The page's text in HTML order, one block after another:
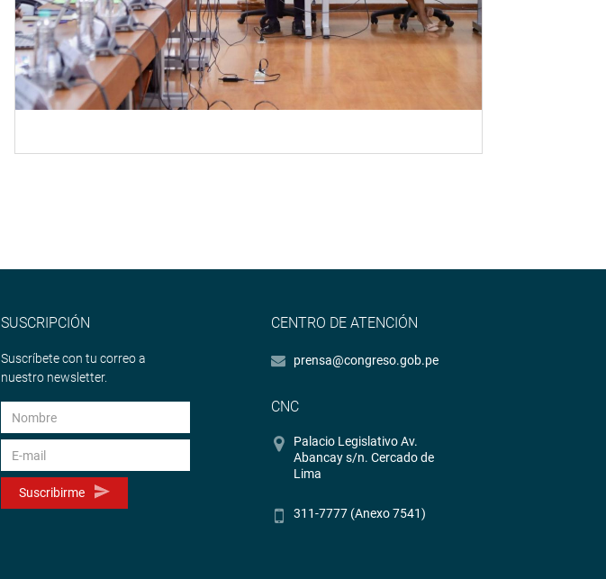
SUSCRIPCIÓN
Suscríbete con tu correo a
nuestro newsletter.
Suscribirme
CENTRO DE ATENCIÓN
prensa@congreso.gob.pe
CNC
Palacio Legislativo Av.
Abancay s/n. Cercado de
Lima
311-7777 (Anexo 7541)